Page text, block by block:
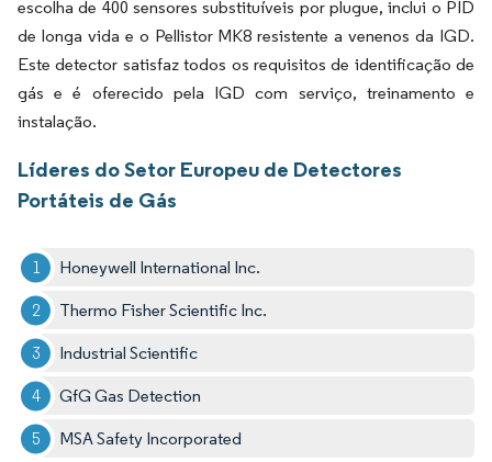
escolha de 400 sensores substituíveis por plugue, inclui o PID
de longa vida e o Pellistor MK8 resistente a venenos da IGD.
Este detector satisfaz todos os requisitos de identificação de
gás e é oferecido pela IGD com serviço, treinamento e
instalação.
Líderes do Setor Europeu de Detectores
Portáteis de Gás
Honeywell International Inc.
Thermo Fisher Scientific Inc.
Industrial Scientific
GfG Gas Detection
MSA Safety Incorporated